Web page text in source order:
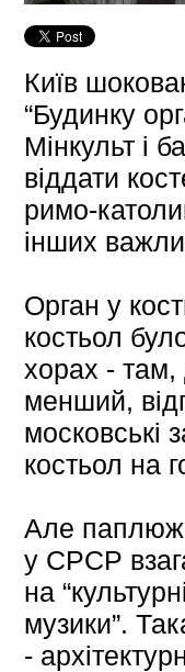
Київ
“Будинку
Мінкульт і
віддати
римо-
інших
Орган у
костьол
хорах - там,
менший,
московські
костьол на
Але
у СРСР
на
музики”.
-